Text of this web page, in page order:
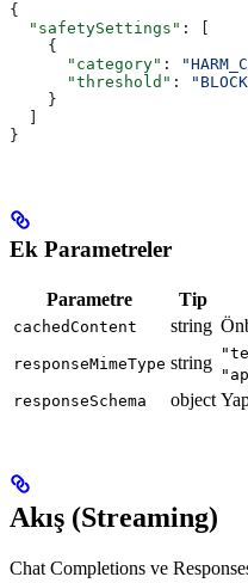
{
  "safetySettings"
: [
    {
      "category"
:
      "threshold"
:
    }
}
Ek Parametreler
Parametre Tip
cachedContent string
responseMimeType string
responseSchema
object
Akış (Streaming)
Chat Completions ve